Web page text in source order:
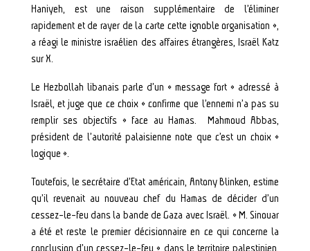
Haniyeh, est une raison supplémentaire de l’éliminer
rapidement et de rayer de la carte cette ignoble organisation »,
a réagi le ministre israélien des affaires étrangères, Israël Katz
sur X.
Le Hezbollah libanais parle d’un « message fort » adressé à
Israël, et juge que ce choix « confirme que l’ennemi n’a pas su
remplir ses objectifs » face au Hamas. Mahmoud Abbas,
président de l’autorité palaisienne note que c’est un choix «
logique ».
Toutefois, le secrétaire d’Etat américain, Antony Blinken, estime
qu’il revenait au nouveau chef du Hamas de décider d’un
cessez-le-feu dans la bande de Gaza avec Israël. « M. Sinouar
a été et reste le premier décisionnaire en ce qui concerne la
conclusion d’un cessez-le-feu » dans le territoire palestinien,